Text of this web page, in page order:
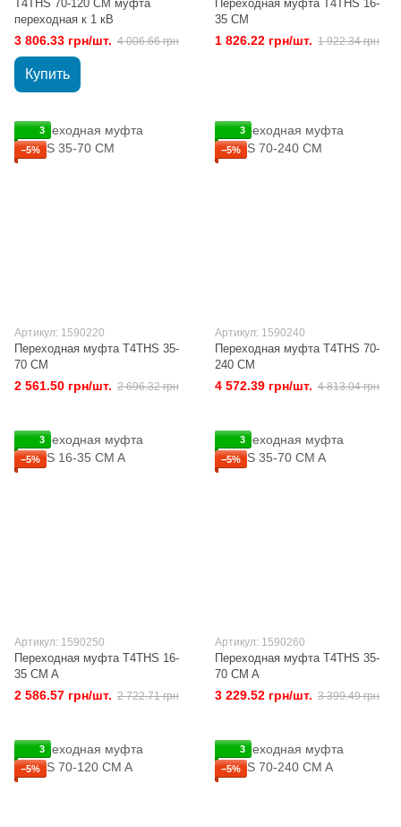
T4THS 70-120 CM муфта
переходная к 1 кВ
3 806.33 грн/шт. 4 006.66 грн
Купить
Переходная муфта T4THS 16-
35 CM
1 826.22 грн/шт. 1 922.34 грн
3
−5%
Артикул: 1590220
Переходная муфта T4THS 35-
70 CM
2 561.50 грн/шт. 2 696.32 грн
3
−5%
Артикул: 1590240
Переходная муфта T4THS 70-
240 CM
4 572.39 грн/шт. 4 813.04 грн
3
−5%
Артикул: 1590250
Переходная муфта T4THS 16-
35 CM A
2 586.57 грн/шт. 2 722.71 грн
3
−5%
Артикул: 1590260
Переходная муфта T4THS 35-
70 CM A
3 229.52 грн/шт. 3 399.49 грн
3
−5%
3
−5%